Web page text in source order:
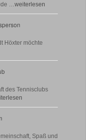
…weiterlesen
Höxter möchte
des Tennisclubs
Spaß und